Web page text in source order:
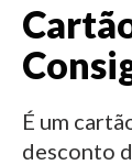
É um
desconto